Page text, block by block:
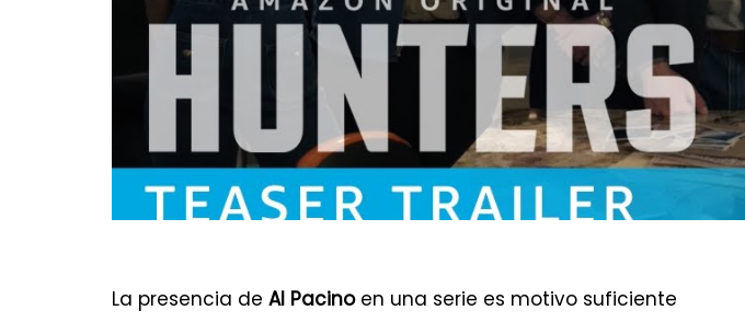
La presencia de Al Pacinoen una serie es motivo suficiente